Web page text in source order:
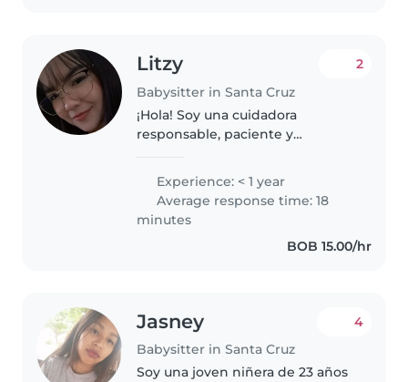
Litzy
Babysitter in Santa Cruz
2
¡Hola! Soy una cuidadora
responsable, paciente y
experiencia con niños en edad
preescolar y me encanta ayudar
con tareas..
Experience: < 1 year
Average response time: 18
minutes
BOB 15.00/hr
Jasney
Babysitter in Santa Cruz
4
Soy una joven niñera de 23 años